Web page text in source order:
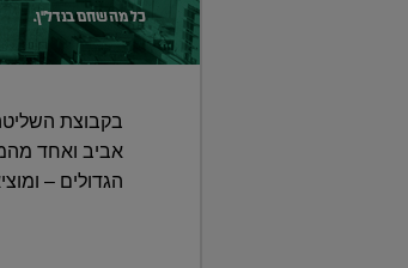
בקבוצת
הגדולים –